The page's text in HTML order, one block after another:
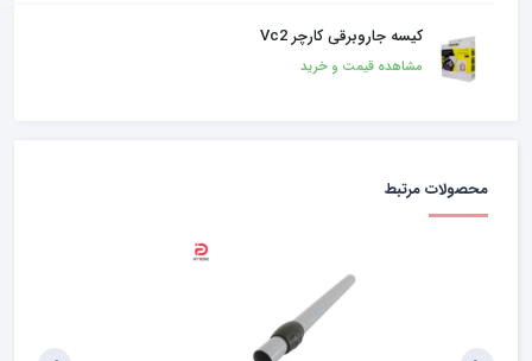
کیسه جاروبرقی کارچر Vc2
مشاهده قیمت و خرید
محصولات مرتبط